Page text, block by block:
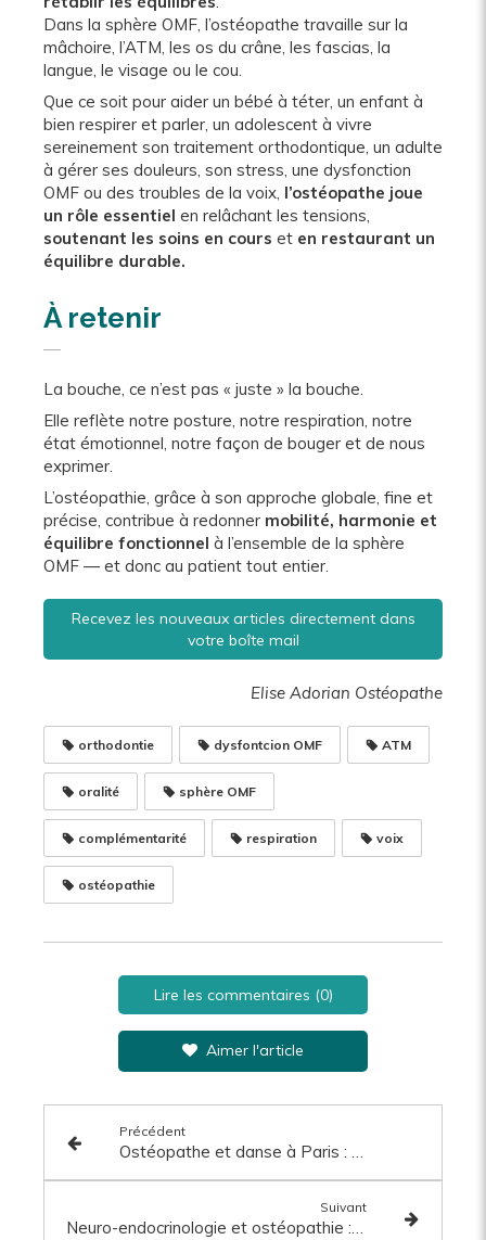
Dans la sphère OMF, l’ostéopathe travaille sur la
mâchoire, l’ATM, les os du crâne, les fascias, la
langue, le visage ou le cou.
Que ce soit pour aider un bébé à téter, un enfant à
bien respirer et parler, un adolescent à vivre
sereinement son traitement orthodontique, un adulte
à gérer ses douleurs, son stress, une dysfonction
OMF ou des troubles de la voix, l’ostéopathe joue
un rôle essentiel en relâchant les tensions,
soutenant les soins en cours et en restaurant un
équilibre durable.
À retenir
La bouche, ce n’est pas « juste » la bouche.
Elle reflète notre posture, notre respiration, notre
état émotionnel, notre façon de bouger et de nous
exprimer.
L’ostéopathie, grâce à son approche globale, fine et
précise, contribue à redonner mobilité, harmonie et
équilibre fonctionnel à l’ensemble de la sphère
OMF — et donc au patient tout entier.
Recevez les nouveaux articles directement dans
votre boîte mail
Elise Adorian Ostéopathe
orthodontie dysfontcion OMF ATM
oralité sphère OMF
complémentarité respiration voix
ostéopathie
Lire les commentaires (0)
Aimer l'article
Précédent
Suivant